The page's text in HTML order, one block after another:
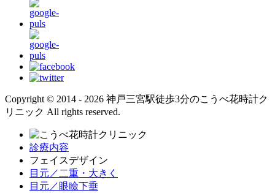
Copyright © 2014 - 2026 神戸三宮駅徒歩3分のこうべ花時計ク
リニック All rights reserved.
診療内容
フェイスデザイン
目元／二重・大きく
目元／眼瞼下垂